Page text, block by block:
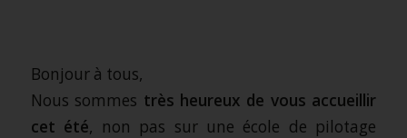
Bonjour à tous,
Nous sommes très heureux de vous accueillir
cet été, non pas sur une école de pilotage